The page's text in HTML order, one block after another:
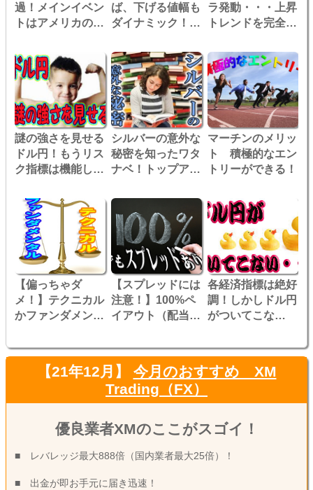
過！メインイベン
トはアメリカの大
ば、下げる値幅も
ダイナミック！相
に対応せよ！
ラ発動・・・上昇
トレンドを完全に
は？
謎の強さを見せる
ドル円！もうリス
ク指標は機能しな
シルバーの意外な
秘密を知ったワタ
ナベ！トップアッ
マーチンのメリッ
ト 積極的なエン
トリーができる！
【偏っちゃダ
メ！】テクニカル
かファンダメンタ
判断するべき？
【スプレッドには
注意！】100%ペ
イアウト（配当）
各経済指標は絶好
調！しかしドル円
がついてこな
【21年12月】 今月のおすすめ XM
Trading（FX）
優良業者XMのここがスゴイ！
■ レバレッジ最大888倍（国内業者最大25倍）！
■ 出金が即お手元に届き迅速！